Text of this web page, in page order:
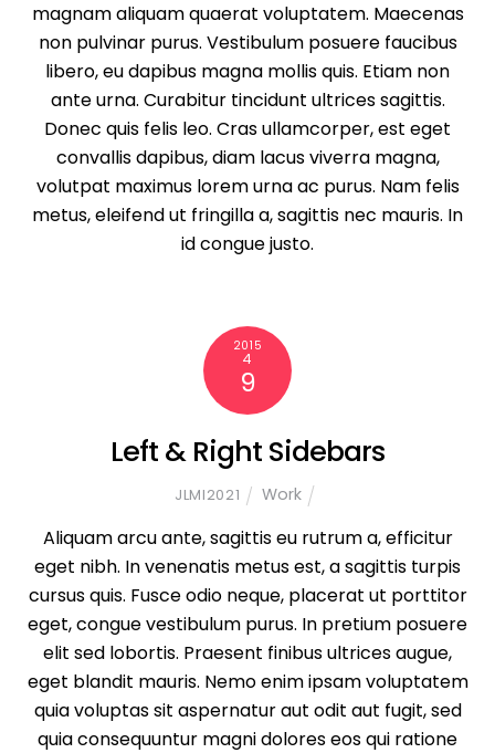
magnam aliquam quaerat voluptatem. Maecenas
non pulvinar purus. Vestibulum posuere faucibus
libero, eu dapibus magna mollis quis. Etiam non
ante urna. Curabitur tincidunt ultrices sagittis.
Donec quis felis leo. Cras ullamcorper, est eget
convallis dapibus, diam lacus viverra magna,
volutpat maximus lorem urna ac purus. Nam felis
metus, eleifend ut fringilla a, sagittis nec mauris. In
id congue justo.
2015
4
9
Left & Right Sidebars
JLMI2021 Work
Aliquam arcu ante, sagittis eu rutrum a, efficitur
eget nibh. In venenatis metus est, a sagittis turpis
cursus quis. Fusce odio neque, placerat ut porttitor
eget, congue vestibulum purus. In pretium posuere
elit sed lobortis. Praesent finibus ultrices augue,
eget blandit mauris. Nemo enim ipsam voluptatem
quia voluptas sit aspernatur aut odit aut fugit, sed
quia consequuntur magni dolores eos qui ratione